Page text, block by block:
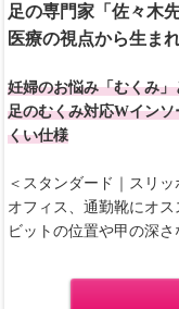
足の専門家「佐々木
医療の視点から生ま
妊婦のお悩み「むくみ
足のむくみ対応Wイン
くい仕様
＜スタンダード｜スリ
オフィス、通勤靴にオス
ビットの位置や甲の深